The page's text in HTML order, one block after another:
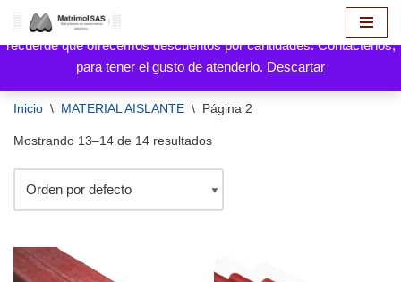
Hola! aquí puede hacer solicitud de cotización de sus productos,
recuerde que ofrecemos descuentos por cantidades. Contáctenos,
para tener el gusto de atenderlo. Descartar
Saltar
contenido
Inicio \ MATERIAL AISLANTE \ Página 2
Mostrando 13–14 de 14 resultados